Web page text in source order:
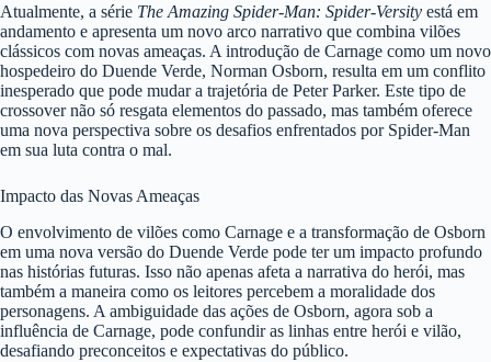
Atualmente, a série The Amazing Spider-Man: Spider-Versity está em
andamento e apresenta um novo arco narrativo que combina vilões
clássicos com novas ameaças. A introdução de Carnage como um novo
hospedeiro do Duende Verde, Norman Osborn, resulta em um conflito
inesperado que pode mudar a trajetória de Peter Parker. Este tipo de
crossover não só resgata elementos do passado, mas também oferece
uma nova perspectiva sobre os desafios enfrentados por Spider-Man
em sua luta contra o mal.
Impacto das Novas Ameaças
O envolvimento de vilões como Carnage e a transformação de Osborn
em uma nova versão do Duende Verde pode ter um impacto profundo
nas histórias futuras. Isso não apenas afeta a narrativa do herói, mas
também a maneira como os leitores percebem a moralidade dos
personagens. A ambiguidade das ações de Osborn, agora sob a
influência de Carnage, pode confundir as linhas entre herói e vilão,
desafiando preconceitos e expectativas do público.